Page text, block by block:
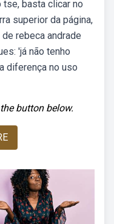
tse, basta clicar no
superior da página,
rebeca andrade
'já não tenho
diferença no uso
button below.